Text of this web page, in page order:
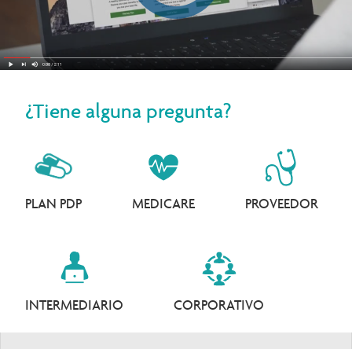
¿Tiene alguna pregunta?
PLAN PDP MEDICARE PROVEEDOR
INTERMEDIARIO CORPORATIVO